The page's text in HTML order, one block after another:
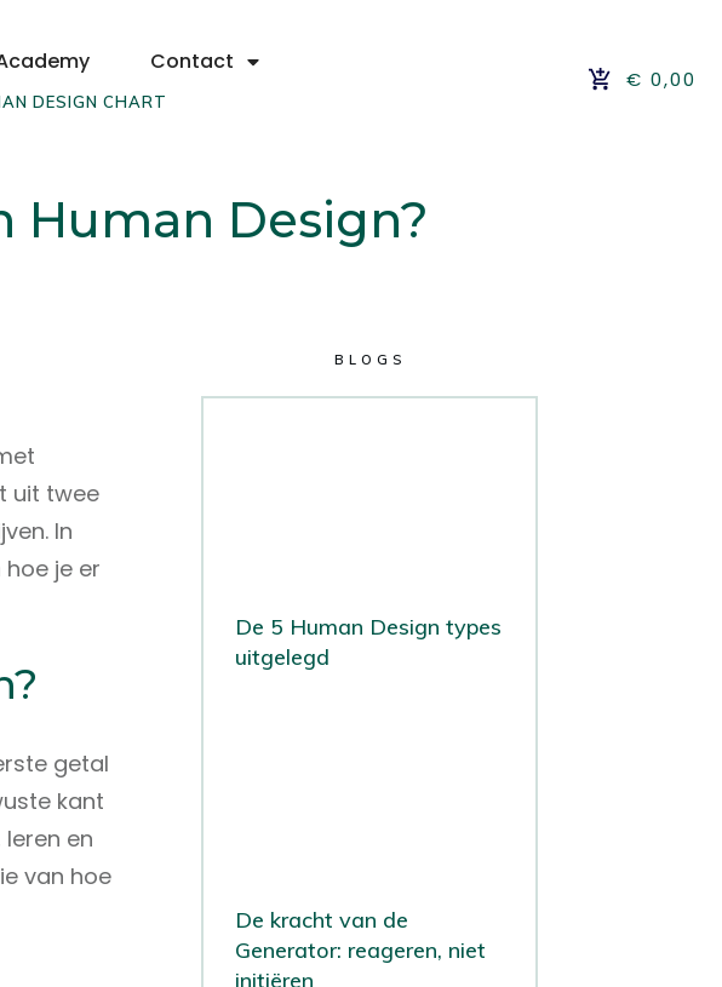
Contact
DESIGN CHART
€ 0,00
Human Design?
uit twee
In
je er
getal
kant
en
van hoe
BLOGS
De 5 Human Design types
uitgelegd
De kracht van de
Generator: reageren, niet
initiëren